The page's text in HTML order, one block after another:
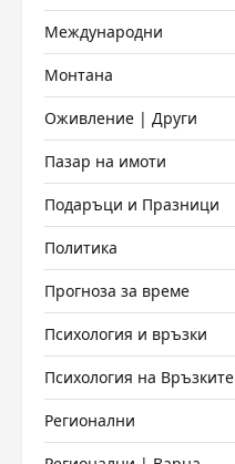
Международни
Монтана
Оживление | Други
Пазар на имоти
Подаръци и Празници
Политика
Прогноза за време
Психология и връзки
Психология на Връзките
Регионални